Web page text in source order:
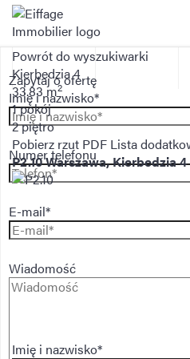
Powrót do wyszukiwarki
Kierbedzia 4
33.83 m2
1 pokój
2 piętro
Pobierz rzut PDF Lista
P2.10Warszawa, Kierbedzia 4
Imię i nazwisko*
Zapytaj o ofertę
Imię i nazwisko*
Numer telefonu
E-mail*
Wiadomość